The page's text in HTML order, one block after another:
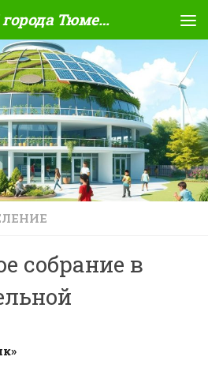
МБОУ ООШ № 76 города Тюмени
собрание в